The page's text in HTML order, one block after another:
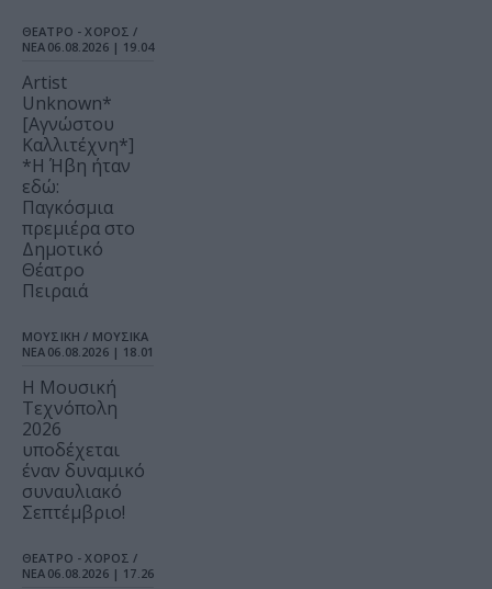
ΘΕΑΤΡΟ - ΧΟΡΟΣ /
ΝΕΑ 06.08.2026 | 19.04
Artist
Unknown*
[Αγνώστου
Καλλιτέχνη*]
*Η Ήβη ήταν
εδώ:
Παγκόσμια
πρεμιέρα στο
Δημοτικό
Θέατρο
Πειραιά
ΜΟΥΣΙΚΗ / ΜΟΥΣΙΚΑ
ΝΕΑ 06.08.2026 | 18.01
Η Μουσική
Τεχνόπολη
2026
υποδέχεται
έναν δυναμικό
συναυλιακό
Σεπτέμβριο!
ΘΕΑΤΡΟ - ΧΟΡΟΣ /
ΝΕΑ 06.08.2026 | 17.26